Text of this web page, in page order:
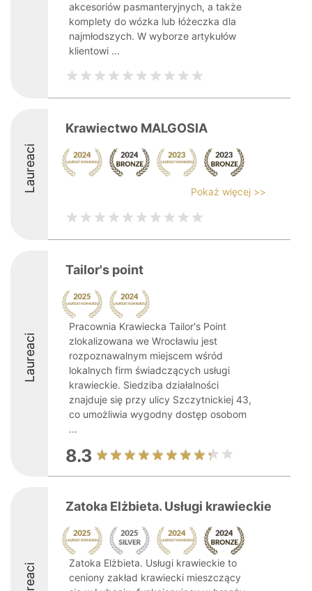
akcesoriów pasmanteryjnych, a także
komplety do wózka lub łóżeczka dla
najmłodszych. W wyborze artykułów
klientowi ...
Laureaci
Krawiectwo MALGOSIA
Pokaż więcej >>
Laureaci
Tailor's point
Pracownia Krawiecka Tailor's Point
zlokalizowana we Wrocławiu jest
rozpoznawalnym miejscem wśród
lokalnych firm świadczących usługi
krawieckie. Siedziba działalności
znajduje się przy ulicy Szczytnickiej 43,
co umożliwia wygodny dostęp osobom
...
8.3
Zatoka Elżbieta. Usługi krawieckie
Zatoka Elżbieta. Usługi krawieckie to
ceniony zakład krawiecki mieszczący